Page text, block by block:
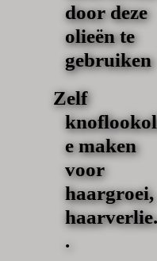
door deze
olieën te
gebruiken
Zelf
e maken
voor
haargroei,
.